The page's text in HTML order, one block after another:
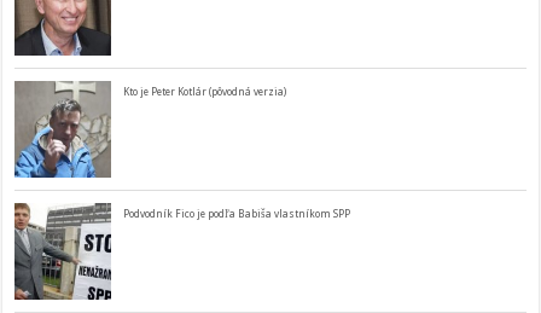
Kto je Peter Kotlár (pôvodná verzia)
Podvodník Fico je podľa Babiša vlastníkom SPP